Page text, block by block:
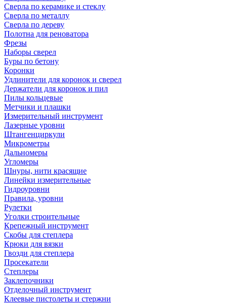
Сверла по керамике и стеклу
Сверла по металлу
Сверла по дереву
Полотна для реноватора
Фрезы
Наборы сверел
Буры по бетону
Коронки
Удлинители для коронок и сверел
Держатели для коронок и пил
Пилы кольцевые
Метчики и плашки
Измерительный инструмент
Лазерные уровни
Штангенциркули
Микрометры
Дальномеры
Угломеры
Шнуры, нити красящие
Линейки измерительные
Гидроуровни
Правила, уровни
Рулетки
Уголки строительные
Крепежный инструмент
Скобы для степлера
Крюки для вязки
Гвозди для степлера
Просекатели
Степлеры
Заклепочники
Отделочный инструмент
Клеевые пистолеты и стержни